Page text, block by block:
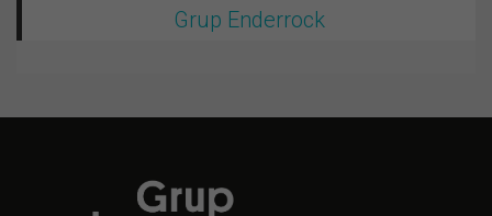
Grup Enderrock